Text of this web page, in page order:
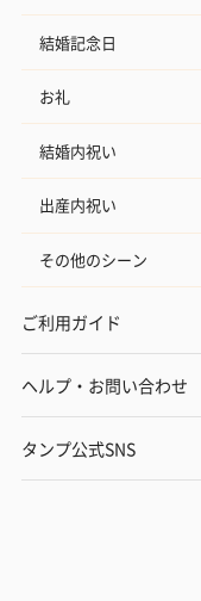
結婚記念日
お礼
結婚内祝い
出産内祝い
その他のシーン
ご利用ガイド
ヘルプ・お問い合わせ
タンプ公式SNS